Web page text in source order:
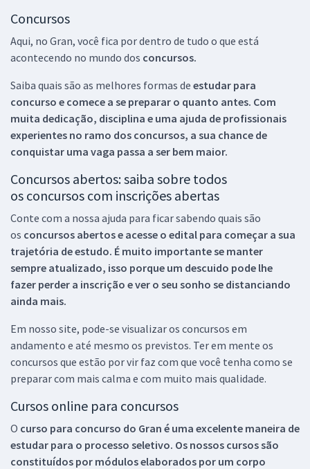
Concursos
Aqui, no Gran, você fica por dentro de tudo o que está
acontecendo no mundo dos concursos.
Saiba quais são as melhores formas de estudar para
concurso e comece a se preparar o quanto antes. Com
muita dedicação, disciplina e uma ajuda de profissionais
experientes no ramo dos concursos, a sua chance de
conquistar uma vaga passa a ser bem maior.
Concursos abertos: saiba sobre todos
os concursos com inscrições abertas
Conte com a nossa ajuda para ficar sabendo quais são
os concursos abertos e acesse o edital para começar a sua
trajetória de estudo. É muito importante se manter
sempre atualizado, isso porque um descuido pode lhe
fazer perder a inscrição e ver o seu sonho se distanciando
ainda mais.
Em nosso site, pode-se visualizar os concursos em
andamento e até mesmo os previstos. Ter em mente os
concursos que estão por vir faz com que você tenha como se
preparar com mais calma e com muito mais qualidade.
Cursos online para concursos
O curso para concurso do Gran é uma excelente maneira de
estudar para o processo seletivo. Os nossos cursos são
constituídos por módulos elaborados por um corpo